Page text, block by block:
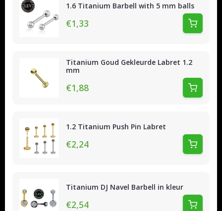
1.6 Titanium Barbell with 5 mm balls
€1,33
Titanium Goud Gekleurde Labret 1.2
mm
€1,88
1.2 Titanium Push Pin Labret
€2,24
Titanium DJ Navel Barbell in kleur
€2,54